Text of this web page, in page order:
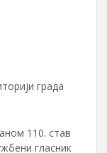
града
110. став
гласник